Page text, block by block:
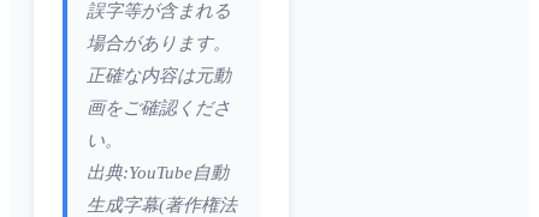
誤字等が含まれる
場合があります。
正確な内容は元動
画をご確認くださ
い。
出典:YouTube自動
生成字幕(著作権法